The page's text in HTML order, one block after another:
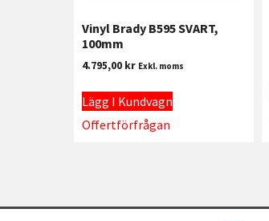
Vinyl Brady B595 SVART,
100mm
4.795,00 kr Exkl. moms
Lägg I Kundvagn
Offertförfrågan